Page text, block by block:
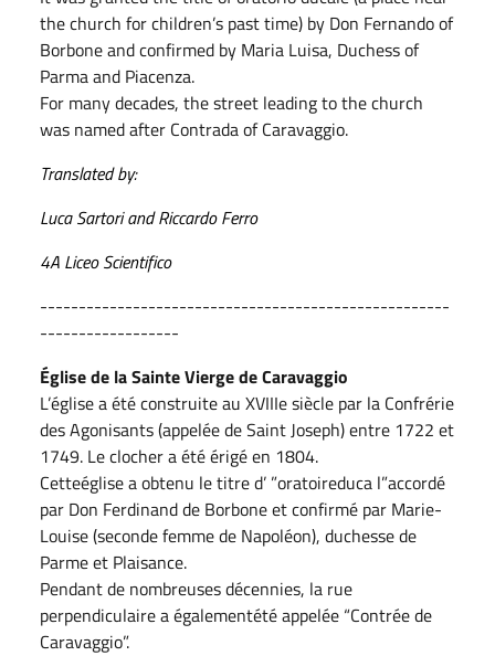
the church for children’s past time) by Don Fernando of
Borbone and confirmed by Maria Luisa, Duchess of
Parma and Piacenza.
For many decades, the street leading to the church
was named after Contrada of Caravaggio.
Translated by:
Luca Sartori and Riccardo Ferro
4A Liceo Scientifico
-----------------------------------------------------
------------------
Église de la Sainte Vierge de Caravaggio
L’église a été construite au XVIIIe siècle par la Confrérie
des Agonisants (appelée de Saint Joseph) entre 1722 et
1749. Le clocher a été érigé en 1804.
Cetteéglise a obtenu le titre d’ ”oratoireduca l”accordé
par Don Ferdinand de Borbone et confirmé par Marie-
Louise (seconde femme de Napoléon), duchesse de
Parme et Plaisance.
Pendant de nombreuses décennies, la rue
perpendiculaire a égalementété appelée “Contrée de
Caravaggio”.